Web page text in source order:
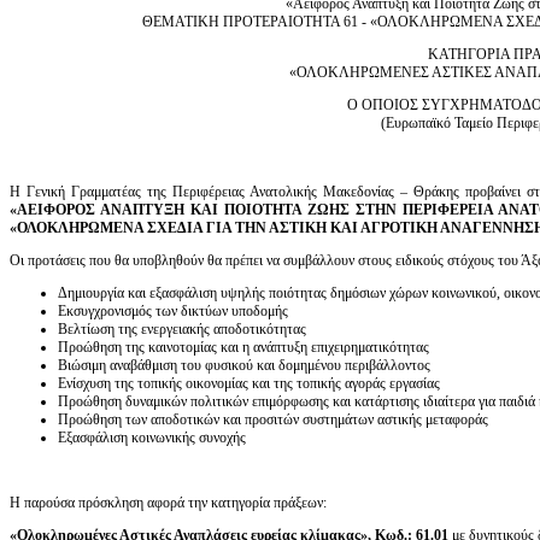
«Αειφόρος Ανάπτυξη και Ποιότητα Ζωής
ΘΕΜΑΤΙΚΗ ΠΡΟΤΕΡΑΙΟΤΗΤΑ 61 - «ΟΛΟΚΛΗΡΩΜΕΝΑ
ΚΑΤΗΓΟΡΙΑ
«ΟΛΟΚΛΗΡΩΜΕΝΕΣ ΑΣΤΙΚΕΣ
Ο ΟΠΟΙΟΣ
(Ευρωπαϊκό Ταμείο
Η Γενική Γραμματέας της Περιφέρειας Ανατολικής Μακεδονίας – Θράκης προβαίνει
«ΑΕΙΦΟΡΟΣ ΑΝΑΠΤΥΞΗ ΚΑΙ ΠΟΙΟΤΗΤΑ ΖΩΗΣ ΣΤΗΝ ΠΕΡΙΦΕΡΕΙΑ
«ΟΛΟΚΛΗΡΩΜΕΝΑ ΣΧΕΔΙΑ ΓΙΑ ΤΗΝ ΑΣΤΙΚΗ ΚΑΙ ΑΓΡΟΤΙΚΗ
Οι προτάσεις που θα υποβληθούν θα πρέπει να συμβάλλουν στους ειδικούς στόχους του
Δημιουργία και εξασφάλιση υψηλής ποιότητας δημόσιων χώρων κοινωνικού,
Εκσυγχρονισμός των δικτύων υποδομής
Βελτίωση της ενεργειακής αποδοτικότητας
Προώθηση της καινοτομίας και η ανάπτυξη επιχειρηματικότητας
Βιώσιμη αναβάθμιση του φυσικού και δομημένου περιβάλλοντος
Ενίσχυση της τοπικής οικονομίας και της τοπικής αγοράς εργασίας
Προώθηση δυναμικών πολιτικών επιμόρφωσης και κατάρτισης ιδιαίτερα για παιδιά
Προώθηση των αποδοτικών και προσιτών συστημάτων αστικής μεταφοράς
Εξασφάλιση κοινωνικής συνοχής
Η παρούσα πρόσκληση αφορά την κατηγορία πράξεων:
«Ολοκληρωμένες Αστικές Αναπλάσεις ευρείας κλίμακας», Κωδ.: 61.01 με δυνητικούς